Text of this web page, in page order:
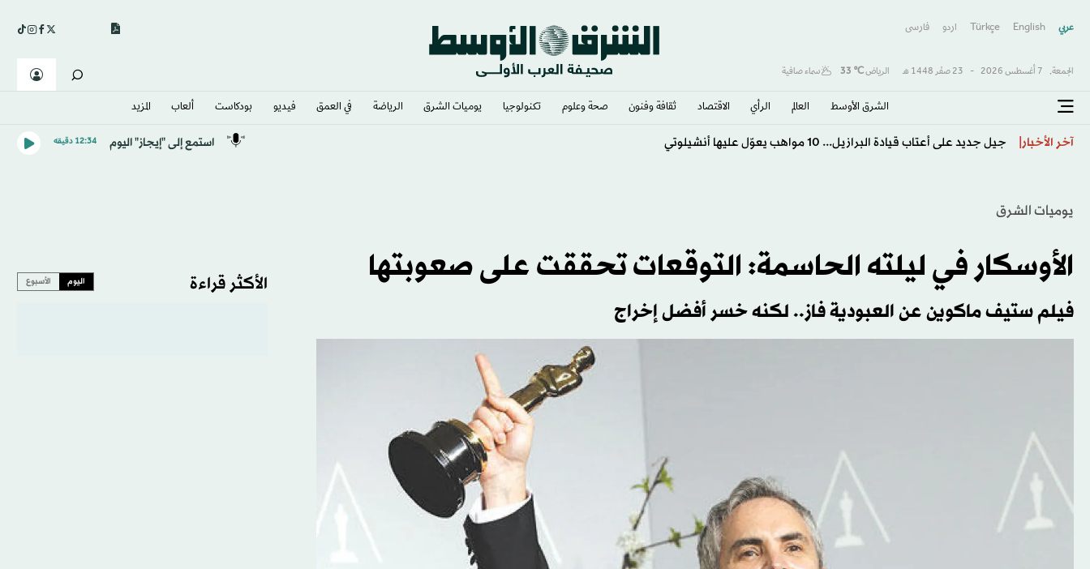
عربي English
Türkçe اردو فارسى
الجمعة, 7 أغسطس 2026 - 23 صفَر 1448 هـ الرياض℃
33 سماء صافية
الشرق الأوسط​ العالم الرأي الاقتصاد ثقافة وفنون صحة وعلوم تكنولوجيا يوميات الشرق​ الرياضة في العمق فيديو بودكاست ألعاب المزيد
آخر الأخبار جيل جديد على أعتاب قيادة البرازيل... 10 مواهب يعوّل عليها أنشيلوتي استمع إلى "إيجاز" اليوم 12:34 دقيقه
يوميات الشرق
الأوسكار في ليلته الحاسمة: التوقعات تحققت على صعوبتها
فيلم ستيف ماكوين عن العبودية فاز.. لكنه خسر أفضل إخراج
الأكثر قراءة اليوم الأسبوع